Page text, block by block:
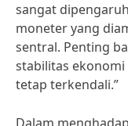
sangat
moneter yang
sentral. Penting
stabilitas
tetap terkendali.”